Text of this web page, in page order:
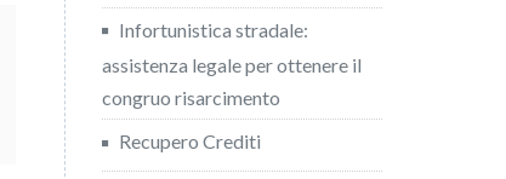
Infortunistica stradale:
assistenza legale per ottenere il
congruo risarcimento
Recupero Crediti